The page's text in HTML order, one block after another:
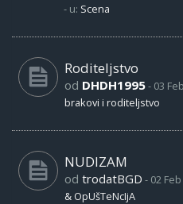
- u: Scena
Roditeljstvo
od DHDH1995- 03
brakovi i roditeljstvo
NUDIZAM
od trodatBGD - 02
& OpUšTeNcIjA